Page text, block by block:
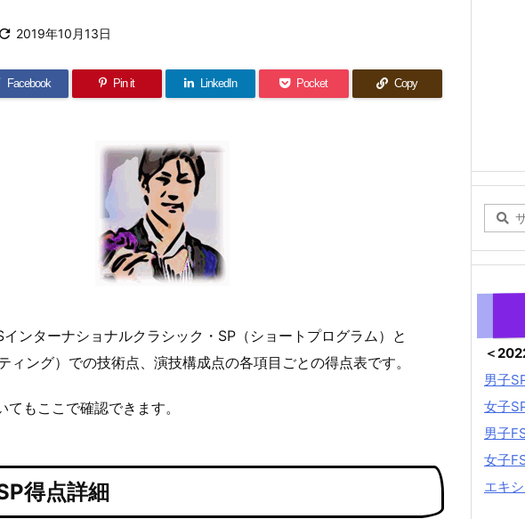
 2019年10月13日
Facebook Pin it LinkedIn Pocket Copy
ンターナショナルクラシック・SP（ショートプログラム）と
ィング）での技術点、演技構成点の各項目ごとの得点表です。
てもここで確認できます。
得点詳細
＜
男子
女子
男子
女子
エキ